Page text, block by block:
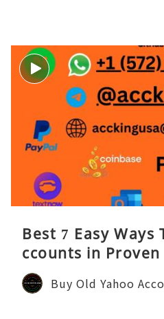
Best 7 Easy Ways
ccounts in
Buy Old Yahoo